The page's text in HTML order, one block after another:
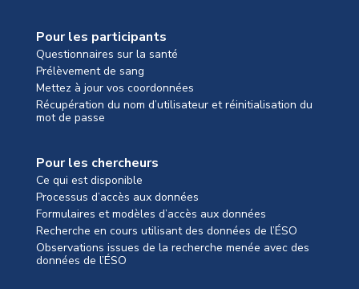
Pour les participants
Questionnaires sur la santé
Prélèvement de sang
Mettez à jour vos coordonnées
Récupération du nom d’utilisateur et réinitialisation du
mot de passe
Pour les chercheurs
Ce qui est disponible
Processus d’accès aux données
Formulaires et modèles d’accès aux données
Recherche en cours utilisant des données de l’ÉSO
Observations issues de la recherche menée avec des
données de l’ÉSO